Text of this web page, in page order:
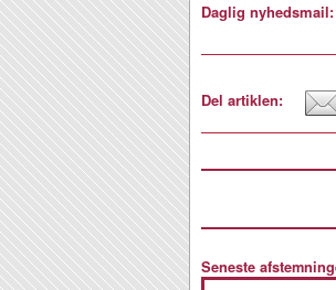
Daglig nyhedsmail:
Del artiklen:
Seneste